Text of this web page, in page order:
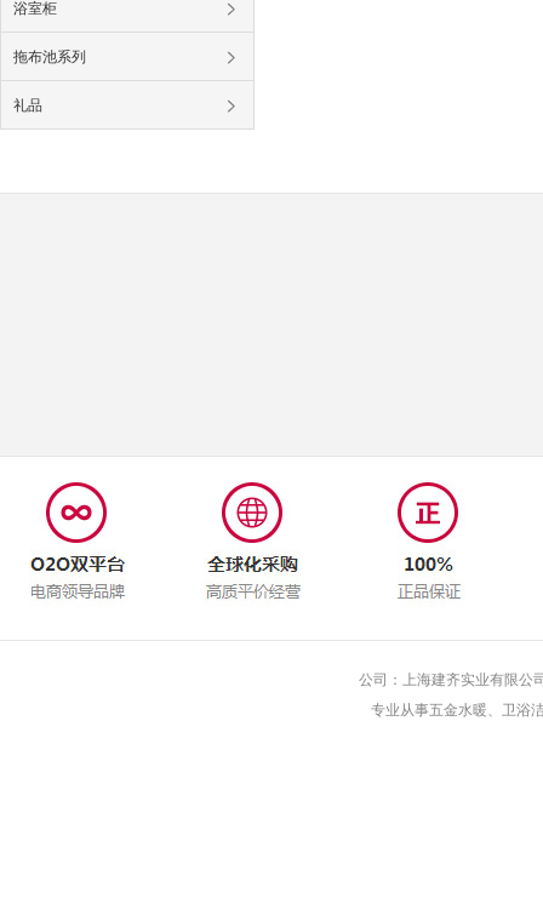
浴室柜
拖布池系列
礼品
公司：上海建齐实业有限
专业从事五金水暖、卫浴